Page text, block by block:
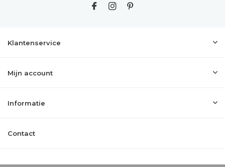
Klantenservice
Mijn account
Informatie
Contact